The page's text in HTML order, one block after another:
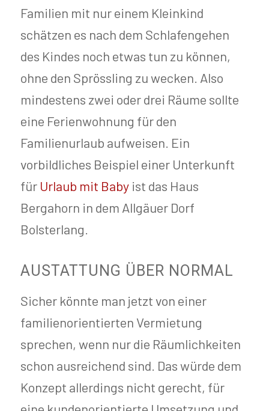
Familien mit nur einem Kleinkind
schätzen es nach dem Schlafengehen
des Kindes noch etwas tun zu können,
ohne den Sprössling zu wecken. Also
mindestens zwei oder drei Räume sollte
eine Ferienwohnung für den
Familienurlaub aufweisen. Ein
vorbildliches Beispiel einer Unterkunft
für Urlaub mit Babyist das Haus
Bergahorn in dem Allgäuer Dorf
Bolsterlang.
AUSTATTUNG ÜBER NORMAL
Sicher könnte man jetzt von einer
familienorientierten Vermietung
sprechen, wenn nur die Räumlichkeiten
schon ausreichend sind. Das würde dem
Konzept allerdings nicht gerecht, für